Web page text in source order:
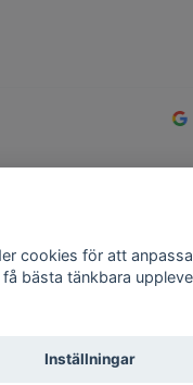
trustmary
cookies för att
bästa tänkbara
Inställningar